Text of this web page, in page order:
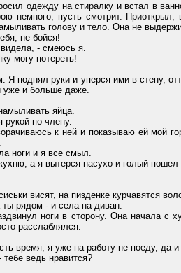
одежду на стиралку и встал в
немного, пусть смотрит.
голову и тело. Она не
не бойся!
- смеюсь я.
могу потереть!
поднял руки и уперся ими в стену,
уже и больше даже.
яйца.
по члену.
к ней и показываю ей мой
ноги и я все смыл.
а я вытерся насухо и голый пошел
висят, на пизденке курчавятся
рядом - и села на диван.
ноги в сторону. Она начала с
расслаблялся.
я уже на работу не поеду, да и
ведь нравится?